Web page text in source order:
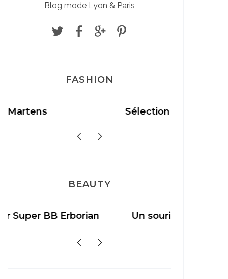
Blog mode Lyon & Paris
FASHION
Sélection Léopard
BEAUTY
Un sourire parfait avec Dr